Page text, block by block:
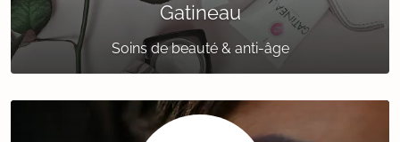
Gatineau
Soins de beauté & anti-âge